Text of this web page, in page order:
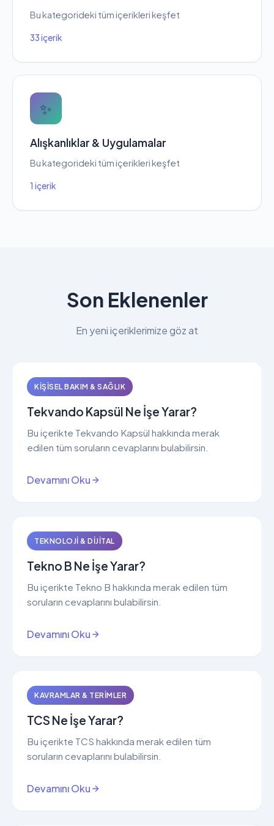
Bu kategorideki tüm içerikleri keşfet
33 içerik
✨
Alışkanlıklar & Uygulamalar
Bu kategorideki tüm içerikleri keşfet
1 içerik
Son Eklenenler
En yeni içeriklerimize göz at
KIŞISEL BAKIM & SAĞLIK
Tekvando Kapsül Ne İşe Yarar?
Bu içerikte Tekvando Kapsül hakkında merak
edilen tüm soruların cevaplarını bulabilirsin.
Devamını Oku
TEKNOLOJI & DIJITAL
Tekno B Ne İşe Yarar?
Bu içerikte Tekno B hakkında merak edilen tüm
soruların cevaplarını bulabilirsin.
Devamını Oku
KAVRAMLAR & TERIMLER
TCS Ne İşe Yarar?
Bu içerikte TCS hakkında merak edilen tüm
soruların cevaplarını bulabilirsin.
Devamını Oku